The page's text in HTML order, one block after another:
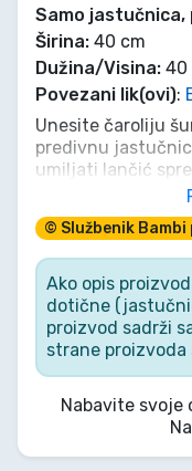
Samo jastučnica,
Širina: 40 cm
Dužina/Visina: 40
Povezani lik(ovi):
Unesite čaroliju
predivnu
umiljati lančić
na ovoj mekanoj,
Zahvaljujući
Wonder”, izgled
trenu: s jedne
s druge razigrani
šumski kutak za
klasična
miran san.
© Službenik Bambi
Ako opis
dotične
proizvod sadrži
strane proizvoda
Nabavite svoje